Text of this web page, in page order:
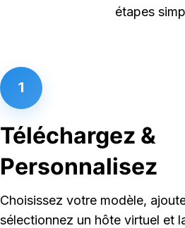
étapes
1
Téléchargez &
Personnalisez
Choisissez votre modèle,
sélectionnez un hôte virtuel et